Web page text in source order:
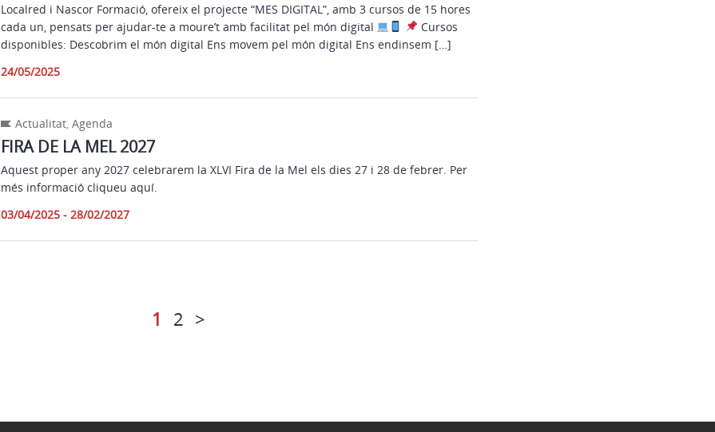
Localred i Nascor Formació, ofereix el projecte “MES DIGITAL”, amb 3 cursos de 15 hores
cada un, pensats per ajudar-te a moure’t amb facilitat pel món digital
Cursos
disponibles: Descobrim el món digital Ens movem pel món digital Ens endinsem […]
24/05/2025
Actualitat, Agenda
FIRA DE LA MEL 2027
Aquest proper any 2027 celebrarem la XLVI Fira de la Mel els dies 27 i 28 de febrer. Per
més informació cliqueu aquí.
03/04/2025 - 28/02/2027
1 2 >